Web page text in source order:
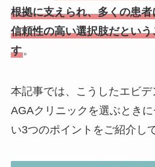
根拠に支えられ、多くの患
信頼性の高い選択肢だとい
す。
本記事では、こうしたエビデ
AGAクリニックを選ぶとき
い3つのポイントをご紹介し